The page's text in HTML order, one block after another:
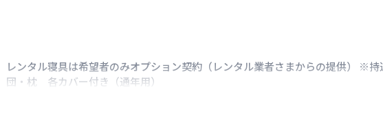
レンタル寝具は希望者のみオプション契約（レンタル業者さまからの提供） ※
団・枕 各カバー付き（通年用）